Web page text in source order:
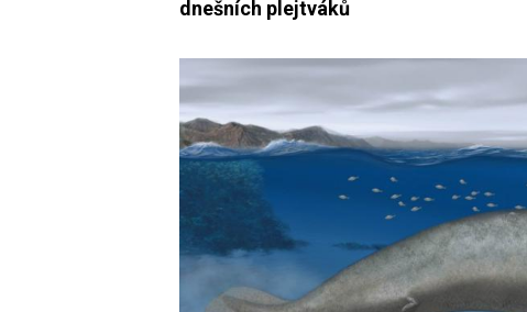
dnešních plejtváků